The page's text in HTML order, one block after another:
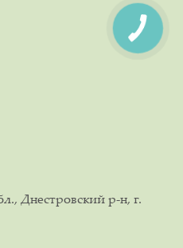
Днестровский р-н, г.